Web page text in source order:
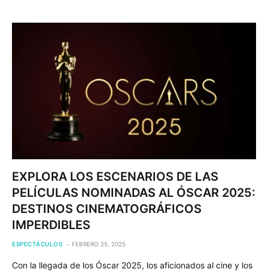
EXPLORA LOS ESCENARIOS DE LAS
PELÍCULAS NOMINADAS AL ÓSCAR 2025:
DESTINOS CINEMATOGRÁFICOS
IMPERDIBLES
ESPECTÁCULOS FEBRERO 25, 2025
Con la llegada de los Óscar 2025, los aficionados al cine y los